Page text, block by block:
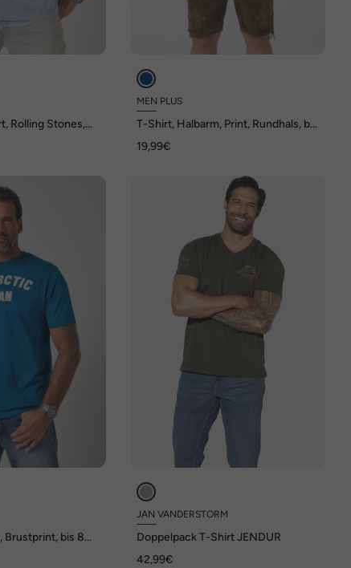
Rolling Stones,
MEN PLUS
T-Shirt, Halbarm, Print, Rundhals, bis
19,99€
Brustprint, bis 8
JAN VANDERSTORM
Doppelpack T-Shirt JENDUR
42,99€